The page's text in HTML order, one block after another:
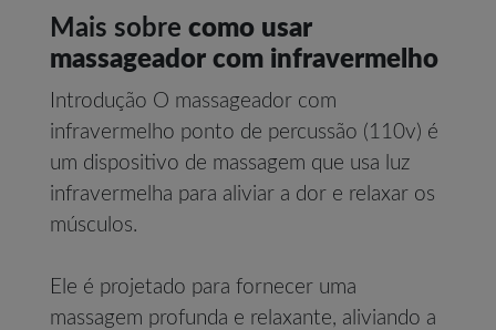
Mais sobre como usar
massageador com infravermelho
Introdução O massageador com
infravermelho ponto de percussão (110v) é
um dispositivo de massagem que usa luz
infravermelha para aliviar a dor e relaxar os
músculos.
Ele é projetado para fornecer uma
massagem profunda e relaxante, aliviando a